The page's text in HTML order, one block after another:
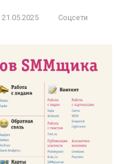
21.05.2025
Соцсети